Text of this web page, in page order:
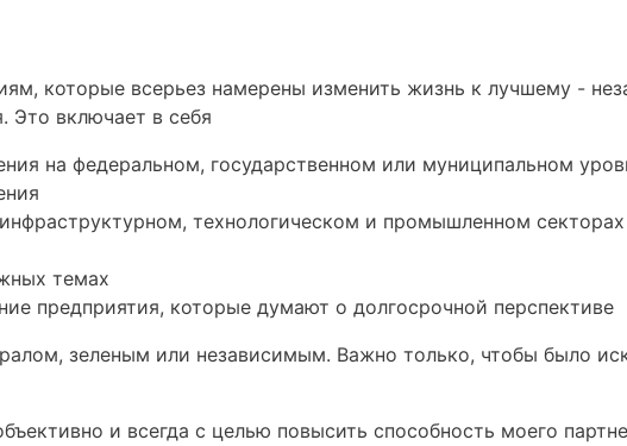
которые всерьез намерены изменить жизнь к лучшему -
Это включает в себя
на федеральном, государственном или муниципальном
технологическом и промышленном секторах
темах
предприятия, которые думают о долгосрочной перспективе
зеленым или независимым. Важно только, чтобы было
и всегда с целью повысить способность моего